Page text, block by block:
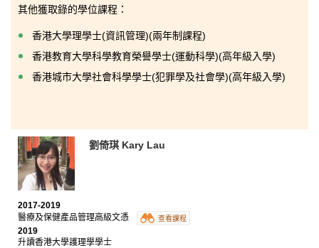
其他獲取錄的學位課程：
香港大學理學士(資訊管理)(兩年制課程)
香港教育大學科學教育榮譽學士(運動科學)(高年級入學)
香港城市大學社會科學學士(犯罪學及社會學)(高年級入學)
劉倚琪 Kary Lau
2017-2019
醫療及保健產品管理高級文憑
查看課程
2019
升讀香港大學護理學學士